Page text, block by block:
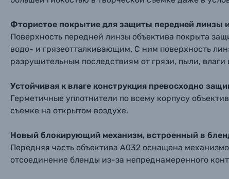
Фтористое покрытие для защиты передней линзы
Поверхность передней линзы объектива покрыта
водо- и грязеотталкивающим. С ним поверхность
разрушительным последствиям от грязи, пыли, влаги
Устойчивая к влаге конструкция превосходно
Герметичные уплотнители по всему корпусу
съемке на открытом воздухе.
Новый блокирующий механизм, встроенный в
Передняя часть объектива A032 оснащена
отсоединение бленды из-за непреднамеренного